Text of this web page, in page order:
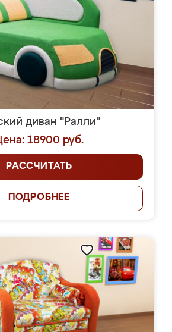
диван "Ралли"
18900 руб.
РАССЧИТАТЬ
ПОДРОБНЕЕ